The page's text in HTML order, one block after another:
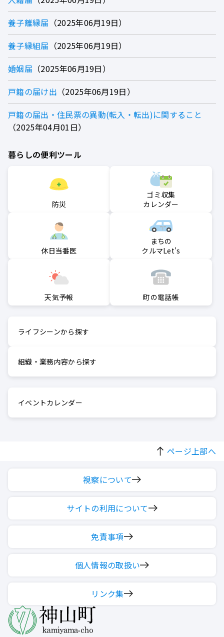
養子離縁届
2025年06月19日
養子縁組届
2025年06月19日
婚姻届
2025年06月19日
戸籍の届け出
2025年06月19日
戸籍の届出・住民票の異動(転入・転出)に関すること
2025年04月01日
暮らしの便利ツール
防災
ゴミ収集
カレンダー
休日当番医
まちの
クルマLet's
天気予報 町の電話帳
ライフシーンから探す
組織・業務内容から探す
イベントカレンダー
ページ上部へ
視察について
サイトの利用について
免責事項
個人情報の取扱い
リンク集